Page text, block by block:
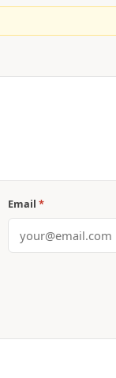
Email*